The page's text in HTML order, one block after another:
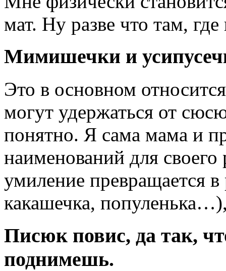
мат. Ну разве что там,
Мимишечки и
Это в основном
могут удержаться от
понятно. Я сама мама и
наименований для своего
умиление превращается
какашечка,
Писюк повис, да так,
поднимешь.